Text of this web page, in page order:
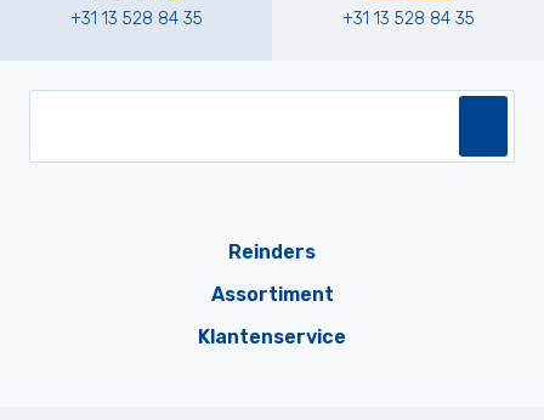
+31 13 528 84 35 +31 13 528 84 35
Reinders
Assortiment
Klantenservice